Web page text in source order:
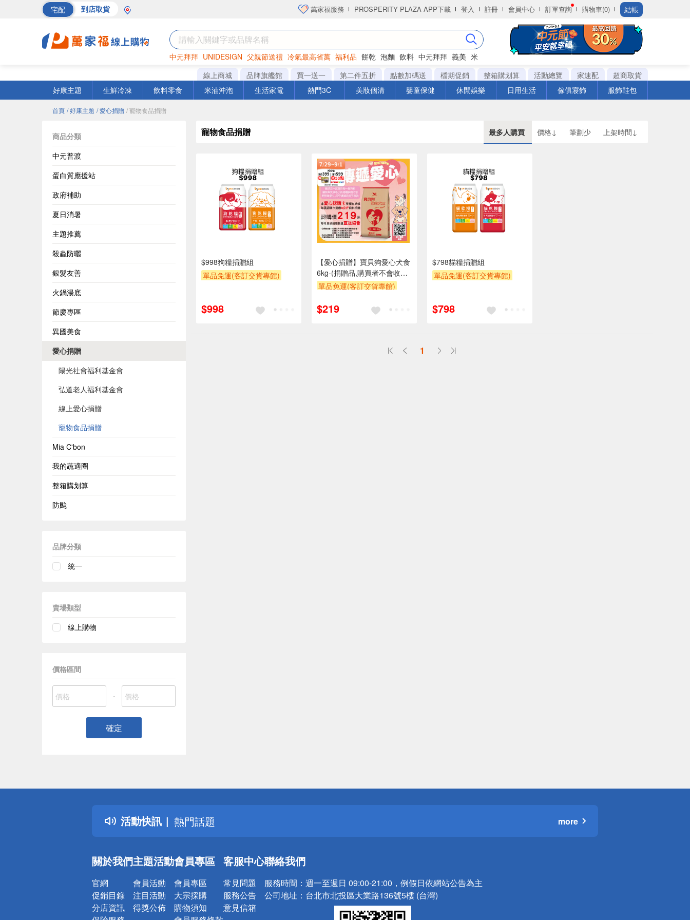
宅配 到店取貨 萬家福服務 PROSPERITY PLAZA APP下載 登入 註冊 會員中心 訂單查詢 購物車(0) 結帳
中元拜拜 UNIDESIGN 父親節送禮 冷氣最高省萬 福利品 餅乾 泡麵 飲料 中元拜拜 義美 米
巧克力 罐頭 衛生紙
線上商城 品牌旗艦館 買一送一 第二件五折 點數加碼送 檔期促銷 整箱購划算 活動總覽 家速配
超商取貨
好康主題
生鮮冷凍 飲料零食 米油沖泡 生活家電 熱門3C 美妝個清 嬰童保健 休閒娛樂 日用生活 傢俱寢飾 服飾鞋包
首頁 / 好康主題 / 愛心捐贈 / 寵物食品捐贈
商品分類
中元普渡
蛋白質應援站
政府補助
夏日消暑
主題推薦
殺蟲防曬
銀髮友善
火鍋湯底
節慶專區
異國美食
愛心捐贈
陽光社會福利基金會
弘道老人福利基金會
線上愛心捐贈
寵物食品捐贈
Mia C'bon
我的蔬適圈
整箱購划算
防颱
品牌分類
統一
賣場類型
線上購物
價格區間
-
確定
寵物食品捐贈 最多人購買 價格↓ 筆劃少 上架時間↓
$998狗糧捐贈組
單品免運(客訂交貨專館)
$998
【愛心捐贈】寶貝狗愛心犬食
6kg-(捐贈品,購買者不會收到
商品)
單品免運(客訂交貨專館)
$219
$798貓糧捐贈組
單品免運(客訂交貨專館)
$798
1
活動快訊
詐騙網頁！請小心！
得獎公告
熱門話題
銀行優惠
詐騙網頁！請小心！
more
關於我們
官網
促銷目錄
分店資訊
主題活動
會員活動
注目活動
得獎公佈
會員專區
會員專區
大宗採購
購物須知
客服中心
常見問題
服務公告
意見信箱
聯絡我們
服務時間： 週一至週日 09:00-21:00，例假日依網站公告為主
公司地址： 台北市北投區大業路136號5樓 (台灣)